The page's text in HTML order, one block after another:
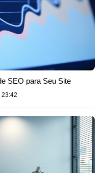
SEO para Seu Site